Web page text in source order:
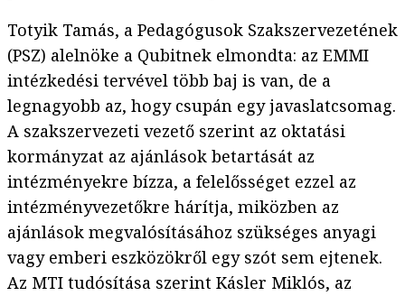
Totyik Tamás, a Pedagógusok Szakszervezetének
(PSZ) alelnöke a Qubitnek elmondta: az EMMI
intézkedési tervével több baj is van, de a
legnagyobb az, hogy csupán egy javaslatcsomag.
A szakszervezeti vezető szerint az oktatási
kormányzat az ajánlások betartását az
intézményekre bízza, a felelősséget ezzel az
intézményvezetőkre hárítja, miközben az
ajánlások megvalósításához szükséges anyagi
vagy emberi eszközökről egy szót sem ejtenek.
Az MTI tudósítása szerint Kásler Miklós, az